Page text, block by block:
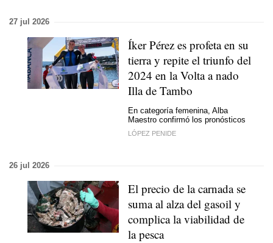
27 jul 2026
Íker Pérez es profeta en su
tierra y repite el triunfo del
2024 en la Volta a nado
Illa de Tambo
En categoría femenina, Alba
Maestro confirmó los pronósticos
LÓPEZ PENIDE
26 jul 2026
El precio de la carnada se
suma al alza del gasoil y
complica la viabilidad de
la pesca